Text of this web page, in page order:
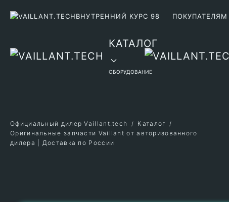
ВНУТРЕННИЙ КУРС 98 ПОКУПАТЕЛЯМ
КАТАЛОГ
ОБОРУДОВАНИЕ
Официальный дилер Vaillant.tech
Каталог
Оригинальные запчасти Vaillant от авторизованного
дилера | Доставка по России